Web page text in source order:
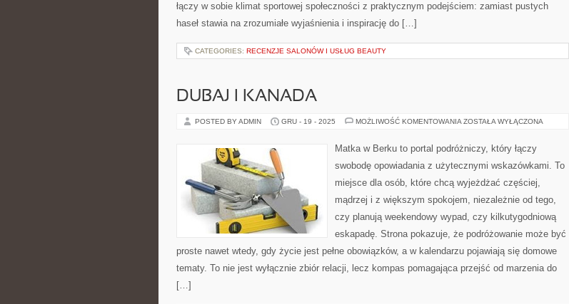
łączy w sobie klimat sportowej społeczności z praktycznym podejściem: zamiast pustych
haseł stawia na zrozumiałe wyjaśnienia i inspirację do […]
CATEGORIES: RECENZJE SALONÓW I USŁUG BEAUTY
DUBAJ I KANADA
POSTED BY ADMIN GRU - 19 - 2025 MOŻLIWOŚĆ KOMENTOWANIA DUBAJ
ZOSTAŁA WYŁĄCZONA
Matka w Berku to portal podróżniczy, który łączy
swobodę opowiadania z użytecznymi wskazówkami. To
miejsce dla osób, które chcą wyjeżdżać częściej,
mądrzej i z większym spokojem, niezależnie od tego,
czy planują weekendowy wypad, czy kilkutygodniową
eskapadę. Strona pokazuje, że podróżowanie może być
proste nawet wtedy, gdy życie jest pełne obowiązków, a w kalendarzu pojawiają się domowe
tematy. To nie jest wyłącznie zbiór relacji, lecz kompas pomagająca przejść od marzenia do
[…]